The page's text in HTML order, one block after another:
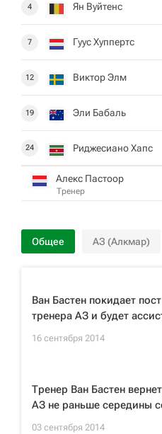
4 Ян Вуйтенс
7 Гуус Хуппертс
12 Виктор Элм
19 Эли Бабаль
24 Риджесиано Хапс
Алекс Пастоор
Тренер
Общее АЗ (Алкмар)
Ван Бастен покидает
тренера АЗ и будет
16 сентября 2014
Тренер Ван Бастен
АЗ не раньше середины
03 сентября 2014